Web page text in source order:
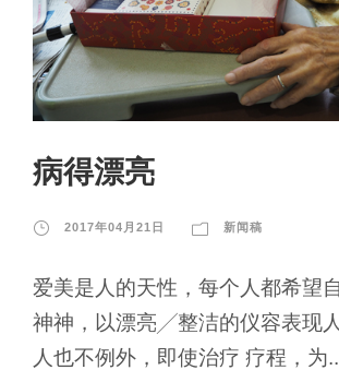
病得漂亮
2017年04月21日 新闻稿
爱美是人的天性，每个人都希望
神神，以漂亮╱整洁的仪容表现
人也不例外，即使治疗 疗程，为